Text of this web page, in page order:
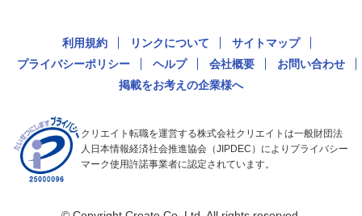
利用規約 リンクについて
サイトマップ
プライバシーポリシー
ヘルプ 会社概要
お問い合わせ
掲載をお考えの企業様へ
クリエイト転職を運営する株式会社クリエイトは一般財団法
人日本情報経済社会推進協会（JIPDEC）によりプライバシー
マーク使用許諾事業者に認定されています。